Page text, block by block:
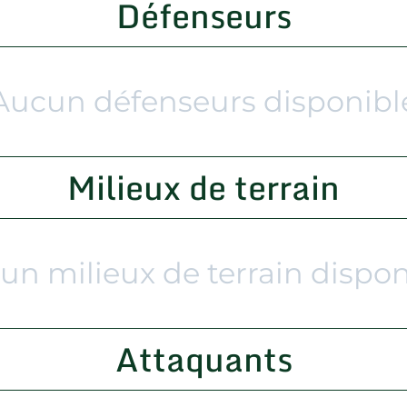
Défenseurs
défenseurs
Milieux de terrain
milieux de terrain
Attaquants